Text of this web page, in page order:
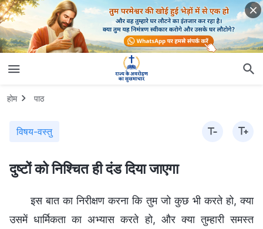
होम पाठ
विषय-वस्तु
दुष्टों को निश्चित ही दंड दिया जाएगा
इस बात का निरीक्षण करना कि तुम जो कुछ भी करते हो, क्या
उसमें धार्मिकता का अभ्यास करते हो, और क्या तुम्हारी समस्त